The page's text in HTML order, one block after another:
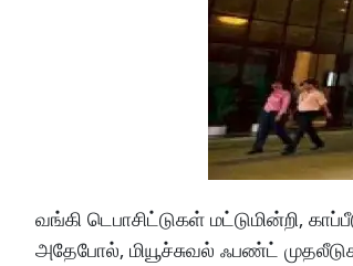
வங்கி டெபாசிட்டுகள் மட்டுமின்றி,
அதேபோல், மியூச்சுவல் ஃபண்ட்